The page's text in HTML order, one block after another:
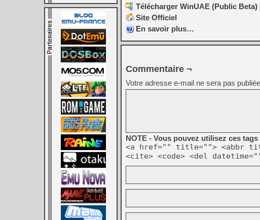
Télécharger WinUAE (Public Beta)
Site Officiel
En savoir plus…
Commentaire ¬
Votre adresse e-mail ne sera pas
NOTE - Vous pouvez utilisez ces
<a href="" title=""> <abbr
<cite> <code> <del